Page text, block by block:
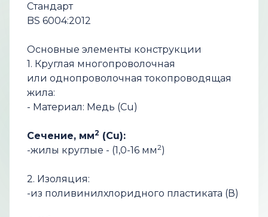
Стандарт
BS 6004:2012
Основные элементы конструкции
1. Круглая многопроволочная
или однопроволочная токопроводящая
жила:
- Материал: Медь (Cu)
Сечение, мм2 (Cu):
-жилы круглые - (1,0-16 мм2)
2. Изоляция:
-из поливинилхлоридного пластиката (В)